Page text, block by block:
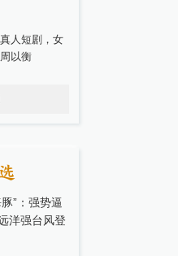
人短剧，女
以衡
”：强势逼
洋强台风登